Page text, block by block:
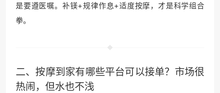
是要遵医嘱。补镁+规律作息+适度按摩，才是科学组合
拳。
二、按摩到家有哪些平台可以接单？市场很
热闹，但水也不浅